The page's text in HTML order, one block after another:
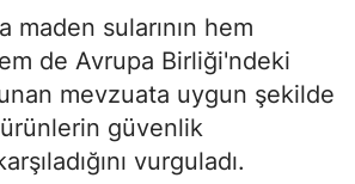
maden sularının hem
de Avrupa Birliği'ndeki
mevzuata uygun şekilde
güvenlik
vurguladı.